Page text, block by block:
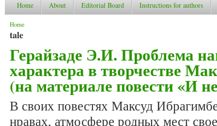
Home About Editorial Board Instructions for authors
You are here
Home
tale
Герайзаде Э.И. Проблема
характера в творчестве
(на материале повести «И
В своих повестях Максуд
нравах, атмосфере родных мест